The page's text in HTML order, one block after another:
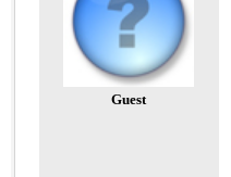
Guest